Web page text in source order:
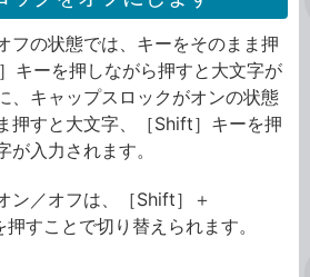
フの状態では、キーをそのまま押
キーを押しながら押すと大文字が
、キャップスロックがオンの状態
押すと大文字、［Shift］キーを押
が入力されます。
ン／オフは、［Shift］＋
すことで切り替えられます。